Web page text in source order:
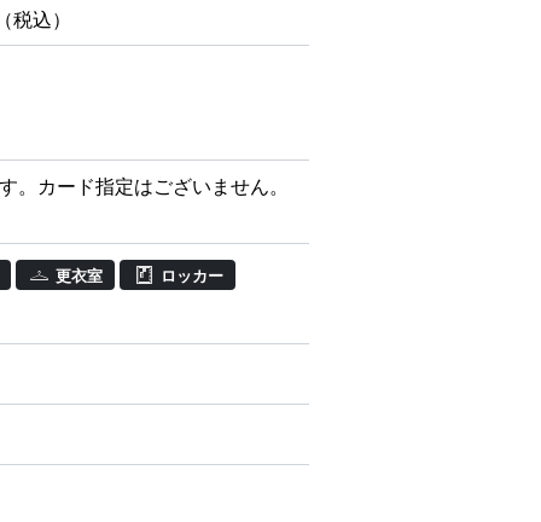
込）
カード指定はございません。
更衣室 ロッカー